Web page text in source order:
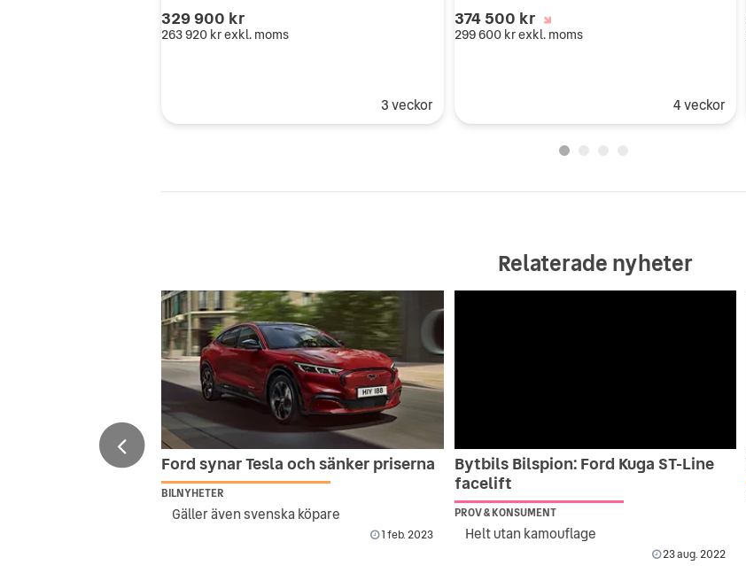
329 900 kr
263 920 krexkl. moms
3 veckor
374 500 kr
299 600 krexkl. moms
4 veckor
Relaterade nyheter
Ford synar Tesla och sänker priserna
BILNYHETER
Gäller även svenska köpare
1 feb. 2023
Bytbils Bilspion: Ford Kuga ST-Line
facelift
PROV & KONSUMENT
Helt utan kamouflage
23 aug. 2022